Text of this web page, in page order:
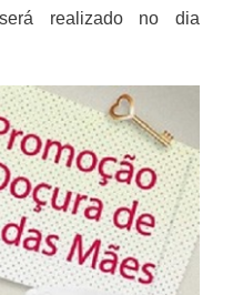
realizado no dia